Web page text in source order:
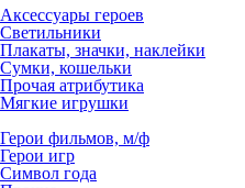
Аксессуары героев
Светильники
Плакаты, значки, наклейки
Сумки, кошельки
Прочая атрибутика
Мягкие игрушки
Герои фильмов, м/ф
Герои игр
Символ года